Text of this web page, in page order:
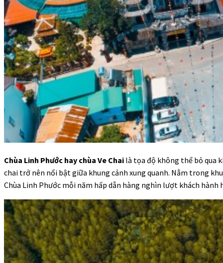
Chùa Linh Phước hay chùa Ve Chai là tọa độ không thể bỏ qua
chai trở nên nổi bật giữa khung cảnh xung quanh. Nằm trong
Chùa Linh Phước mỗi năm hấp dẫn hàng nghìn lượt khách hành